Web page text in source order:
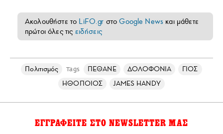
Ακολουθήστε το LiFO.gr στοGoogle News και μάθετε
πρώτοι όλες τις ειδήσεις
Πολιτισμός Tags ΠΕΘΑΝΕ ΔΟΛΟΦΟΝΙΑ
ΓΙΟΣ
ΗΘΟΠΟΙΟΣ
JAMES HANDY
ΕΓΓΡΑΦΕΙΤΕ ΣΤΟ NEWSLETTER ΜΑΣ